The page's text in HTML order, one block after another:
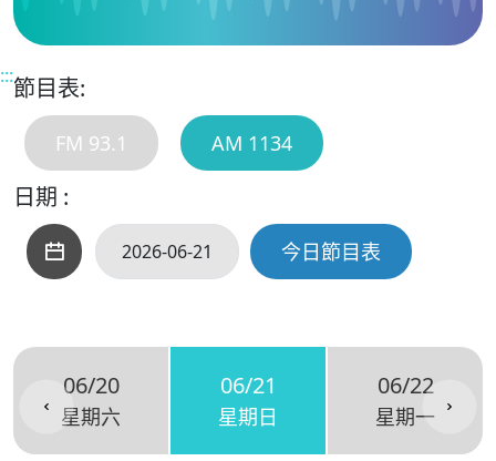
:::節目表:
FM 93.1 AM 1134
日期 :
今日節目表
06/20
星期六
06/21
星期日
06/22
星期一